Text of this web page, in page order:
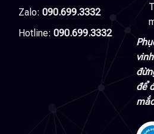
Zalo: 090.699.3332
Hotline: 090.699.3332
để